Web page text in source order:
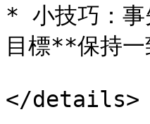
* 小技巧：事
目標**保持一
</details>